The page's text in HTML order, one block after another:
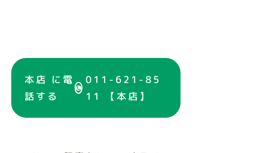
本店 に電
話する
011-621-85
11 【本店】